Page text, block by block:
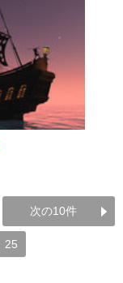
次の10件
25